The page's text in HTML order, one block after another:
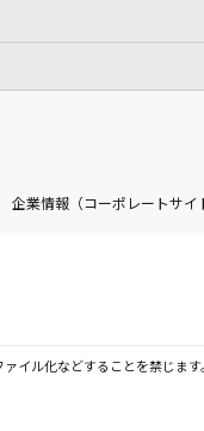
企業情報（コーポレートサイ
イル化などすることを禁じます